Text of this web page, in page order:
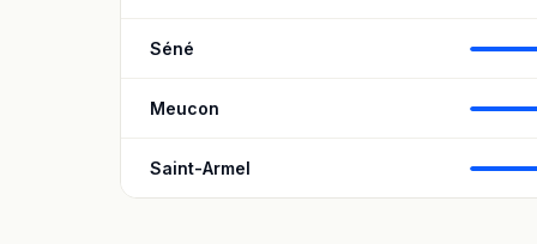
Séné
Meucon
Saint-Armel